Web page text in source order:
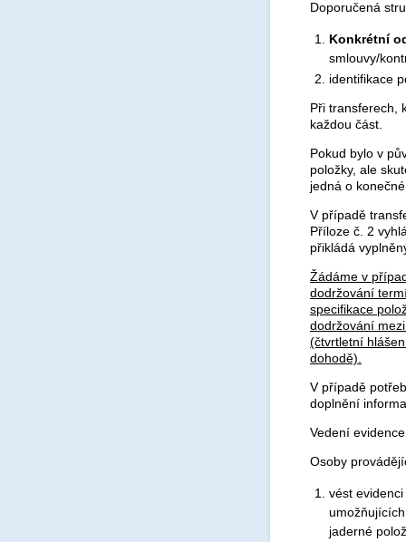
Doporučená
Konkrétní
smlouvy/
identifikace
Při transferech,
každou část.
Pokud bylo v
položky, ale
jedná o
V případě
Příloze č. 2
přikládá
Žádáme v
dodržování
specifikace
dodržování
(čtvrtletní
dohodě).
V případě
doplnění
Vedení
Osoby
vést
jaderné